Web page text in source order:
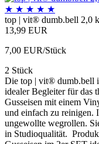
★ ★ ★ ★ ★
top | vit® dumb.bell 2,0
13,99 EUR
7,00 EUR/Stück
2 Stück
Die top | vit® dumb.bell
idealer Begleiter für das
Gusseisen mit einem
und einfach zu reinigen.
ungewollte wegrollen.
in Studioqualität.